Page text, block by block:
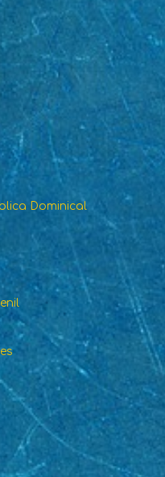
Dominical